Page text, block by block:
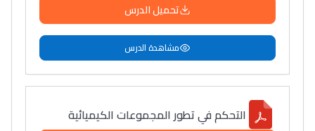
تحميل الدرس
مشاهدة الدرس
التحكم في تطور المجموعات الكيميائية